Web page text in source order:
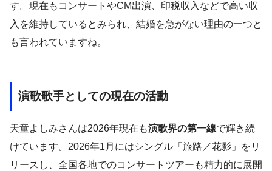
す。現在もコンサートやCM出演、印税収入などで高い収
入を維持しているとみられ、結婚を急がない理由の一つと
も言われていますね。
演歌歌手としての現在の活動
天童よしみさんは2026年現在も演歌界の第一線で輝き続
けています。2026年1月にはシングル「旅路／花影」をリ
リースし、全国各地でのコンサートツアーも精力的に展開